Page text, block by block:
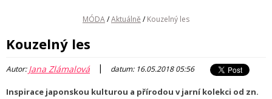
MÓDA/Aktuálně / Kouzelný les
Kouzelný les
Autor:Jana Zlámalová | datum: 16.05.2018 05:56
Inspirace japonskou kulturou a přírodou v jarní kolekci od zn.